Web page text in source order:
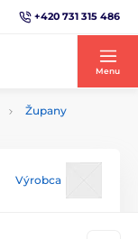
+420 731 315 486
Menu
Župany
Výrobca